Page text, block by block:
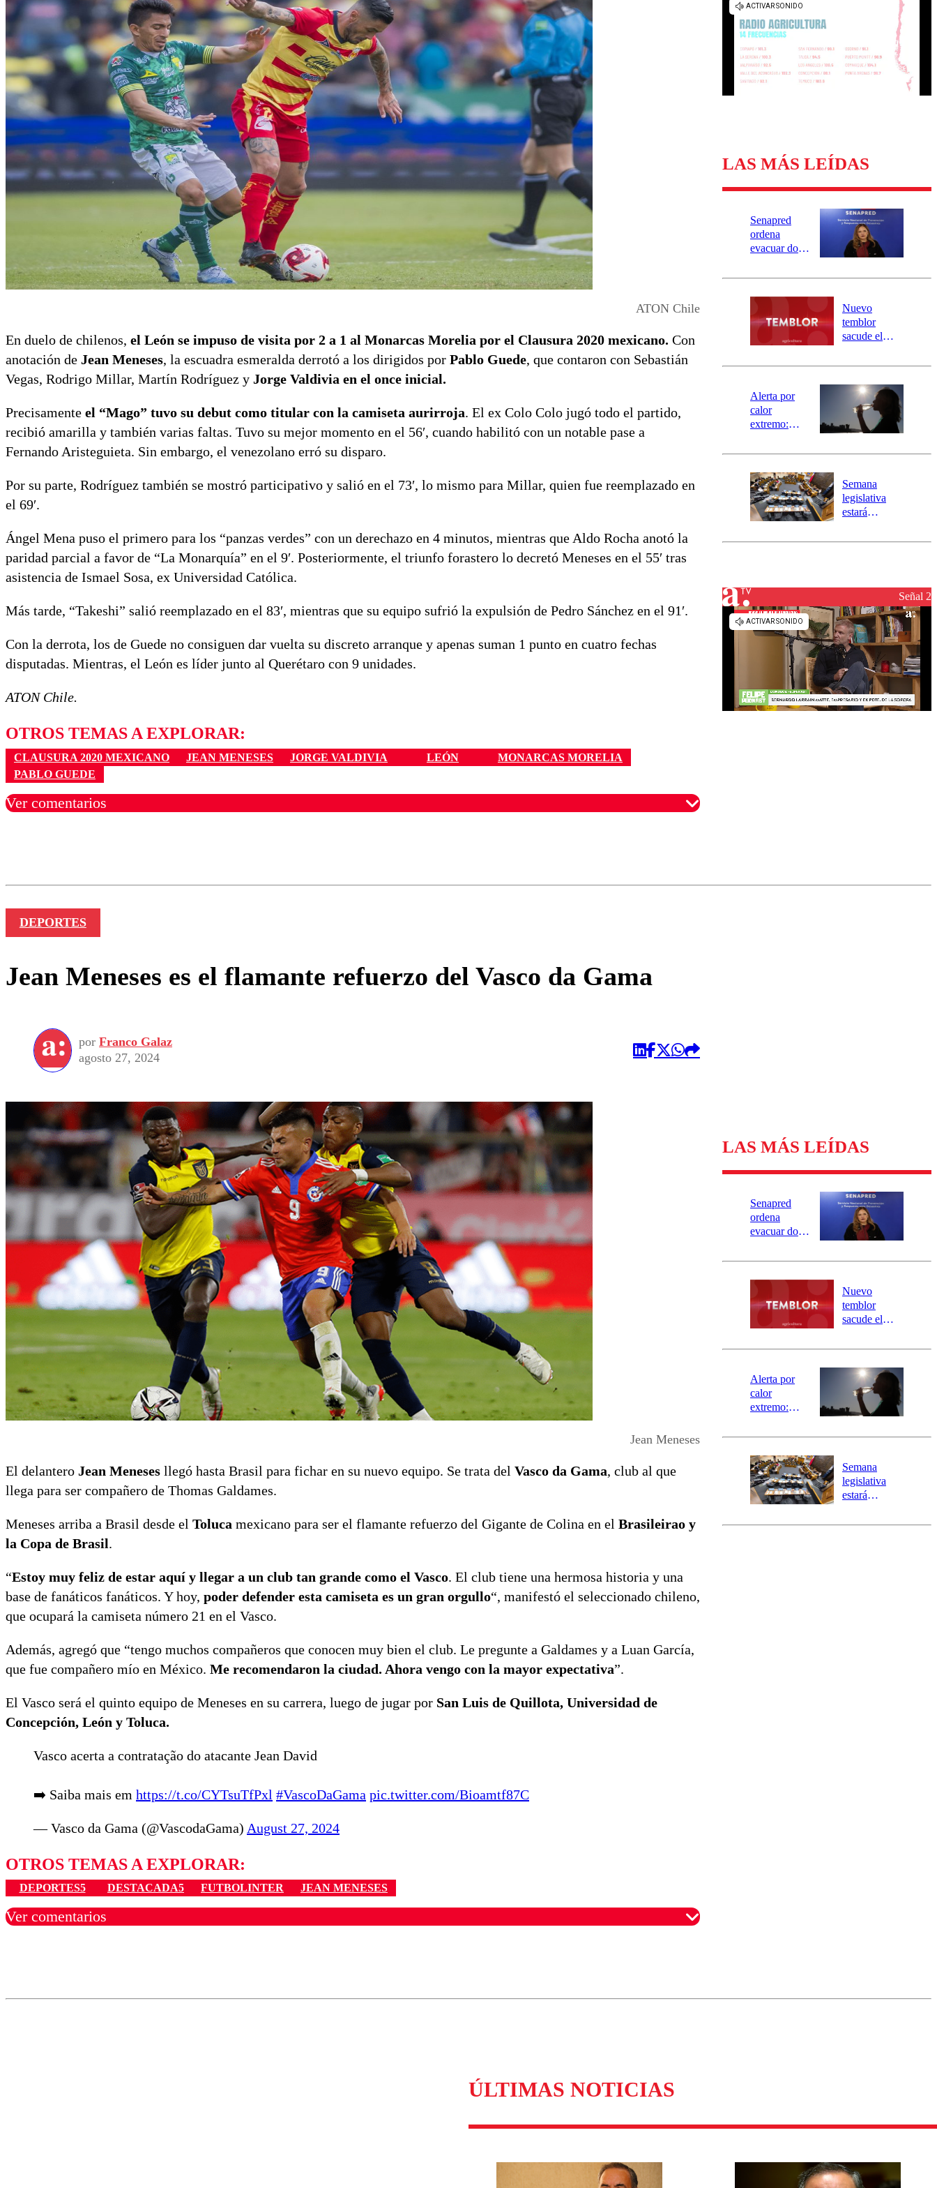
Universidad de Chile
Sustentabilidad
ATON Chile
En duelo de chilenos, el León se impuso de visita por 2 a 1 al Monarcas Morelia por el Clausura 2020 mexicano. Con
anotación de Jean Meneses, la escuadra esmeralda derrotó a los dirigidos por Pablo Guede, que contaron con Sebastián
Vegas, Rodrigo Millar, Martín Rodríguez y Jorge Valdivia en el once inicial.
Precisamente el “Mago” tuvo su debut como titular con la camiseta aurirroja. El ex Colo Colo jugó todo el partido,
recibió amarilla y también varias faltas. Tuvo su mejor momento en el 56′, cuando habilitó con un notable pase a
Fernando Aristeguieta. Sin embargo, el venezolano erró su disparo.
Por su parte, Rodríguez también se mostró participativo y salió en el 73′, lo mismo para Millar, quien fue reemplazado en
el 69′.
Ángel Mena puso el primero para los “panzas verdes” con un derechazo en 4 minutos, mientras que Aldo Rocha anotó la
paridad parcial a favor de “La Monarquía” en el 9′. Posteriormente, el triunfo forastero lo decretó Meneses en el 55′ tras
asistencia de Ismael Sosa, ex Universidad Católica.
Más tarde, “Takeshi” salió reemplazado en el 83′, mientras que su equipo sufrió la expulsión de Pedro Sánchez en el 91′.
Con la derrota, los de Guede no consiguen dar vuelta su discreto arranque y apenas suman 1 punto en cuatro fechas
disputadas. Mientras, el León es líder junto al Querétaro con 9 unidades.
ATON Chile.
OTROS TEMAS A EXPLORAR:
CLAUSURA 2020 MEXICANO JEAN MENESES JORGE VALDIVIA LEÓN
MONARCAS MORELIA
PABLO GUEDE
Ver comentarios
LAS MÁS LEÍDAS
Senapred
ordena
evacuar dos
Carahue por
río Damas:
activa
mensajería
SAE
Nuevo
temblor
sacude el
revisa la
epicentro
Alerta por
calor
extremo:
activa Alerta
Preventiva en
tres comunas
Semana
legislativa
estará
el fin de la
reconstrucciónSeñal 2
DEPORTES
Jean Meneses es el flamante refuerzo del Vasco da Gama
por Franco Galaz
agosto 27, 2024
Jean Meneses
El delantero Jean Meneses llegó hasta Brasil para fichar en su nuevo equipo. Se trata del Vasco da Gama, club al que
llega para ser compañero de Thomas Galdames.
Meneses arriba a Brasil desde el Toluca mexicano para ser el flamante refuerzo del Gigante de Colina en el Brasileirao y
la Copa de Brasil.
“Estoy muy feliz de estar aquí y llegar a un club tan grande como el Vasco. El club tiene una hermosa historia y una
base de fanáticos fanáticos. Y hoy, poder defender esta camiseta es un gran orgullo“, manifestó el seleccionado chileno,
que ocupará la camiseta número 21 en el Vasco.
Además, agregó que “tengo muchos compañeros que conocen muy bien el club. Le pregunte a Galdames y a Luan García,
que fue compañero mío en México. Me recomendaron la ciudad. Ahora vengo con la mayor expectativa”.
El Vasco será el quinto equipo de Meneses en su carrera, luego de jugar por San Luis de Quillota, Universidad de
Concepción, León y Toluca.
Vasco acerta a contratação do atacante Jean David
➡️ Saiba mais em https://t.co/CYTsuTfPxl #VascoDaGama pic.twitter.com/Bioamtf87C
— Vasco da Gama (@VascodaGama) August 27, 2024
OTROS TEMAS A EXPLORAR:
DEPORTES5 DESTACADA5 FUTBOLINTER JEAN MENESES
Ver comentarios
LAS MÁS LEÍDAS
Senapred
ordena
evacuar dos
Carahue por
río Damas:
activa
mensajería
SAE
Nuevo
temblor
sacude el
revisa la
epicentro
Alerta por
calor
extremo:
activa Alerta
Preventiva en
tres comunas
Semana
legislativa
estará
el fin de la
ÚLTIMAS NOTICIAS